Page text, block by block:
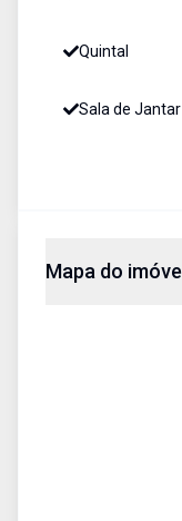
Quintal
Sala de Jantar
Mapa do imóvel